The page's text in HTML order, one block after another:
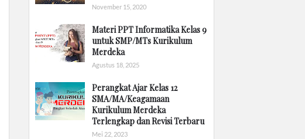
November 15, 2020
Materi PPT Informatika Kelas 9
untuk SMP/MTs Kurikulum
Merdeka
Agustus 18, 2025
Perangkat Ajar Kelas 12
SMA/MA/Keagamaan
Kurikulum Merdeka
Terlengkap dan Revisi Terbaru
Mei 22, 2023